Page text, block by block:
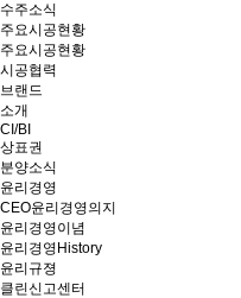
수주소식
주요시공현황
주요시공현황
시공협력
브랜드
소개
CI/BI
상표권
분양소식
윤리경영
CEO윤리경영의지
윤리경영이념
윤리경영History
윤리규졍
클린신고센터